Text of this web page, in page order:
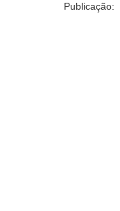
Publicação: